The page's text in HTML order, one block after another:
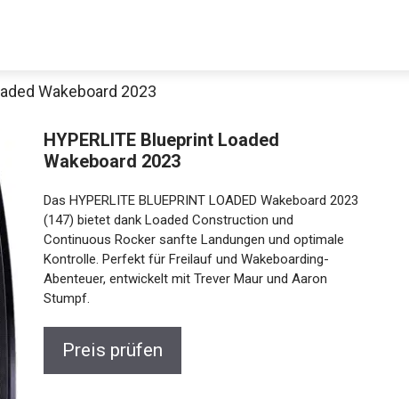
Wakeboard 2023
HYPERLITE Blueprint Loaded
Wakeboard 2023
Das HYPERLITE BLUEPRINT LOADED Wakeboard 2023
(147) bietet dank Loaded Construction und
Continuous Rocker sanfte Landungen und optimale
Kontrolle. Perfekt für Freilauf und Wakeboarding-
Abenteuer, entwickelt mit Trever Maur und Aaron
Stumpf.
Preis prüfen